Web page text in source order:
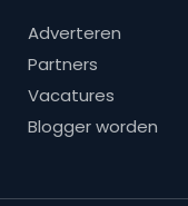
Adverteren
Partners
Vacatures
Blogger worden